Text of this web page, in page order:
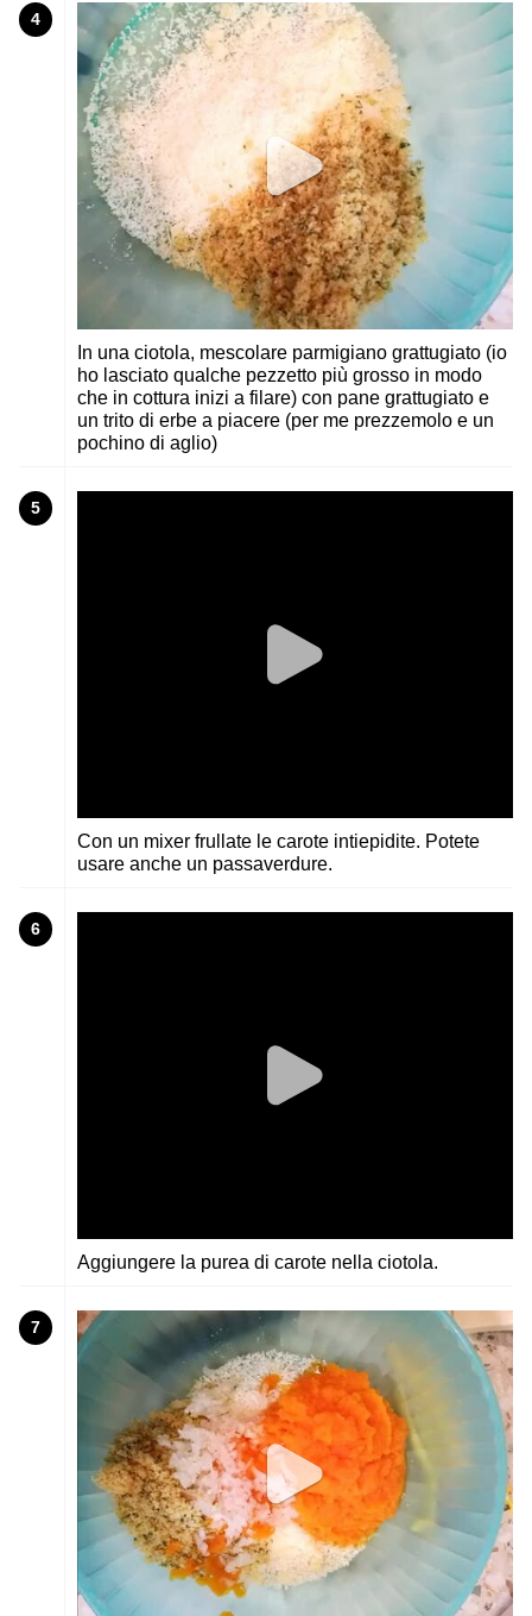
4
In una ciotola, mescolare parmigiano grattugiato (io
ho lasciato qualche pezzetto più grosso in modo
che in cottura inizi a filare) con pane grattugiato e
un trito di erbe a piacere (per me prezzemolo e un
pochino di aglio)
5
Con un mixer frullate le carote intiepidite. Potete
usare anche un passaverdure.
6
Aggiungere la purea di carote nella ciotola.
7